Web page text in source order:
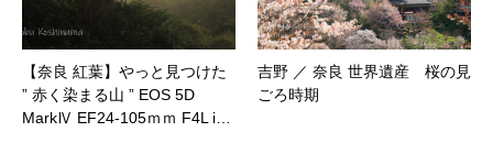
【奈良 紅葉】やっと見つけた
” 赤く染まる山 ” EOS 5D
MarkⅣ EF24-105ｍｍ F4L i…
吉野 ／ 奈良 世界遺産 桜の見
ごろ時期